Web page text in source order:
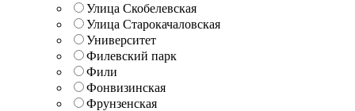
Улица Скобелевская
Улица Старокачаловская
Университет
Филевский парк
Фили
Фонвизинская
Фрунзенская